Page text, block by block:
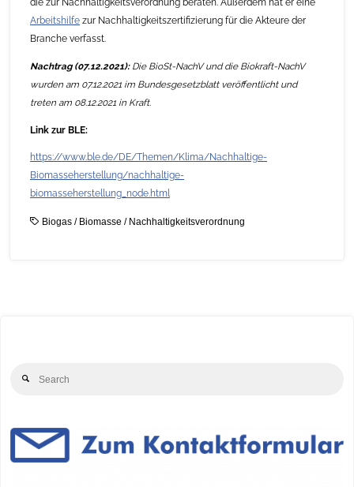
die zur Nachhaltigkeitsverordnung beraten. Außerdem hat er eine
Arbeitshilfe zur Nachhaltigkeitszertifizierung für die Akteure der
Branche verfasst.
Nachtrag (07.12.2021):Die BioSt-NachV und die Biokraft-NachV
wurden am 07.12.2021 im Bundesgesetzblatt veröffentlicht und
treten am 08.12.2021 in Kraft.
Link zur BLE:
https://www.ble.de/DE/Themen/Klima/Nachhaltige-
Biomasseherstellung/nachhaltige-
biomasseherstellung_node.html
Biogas/ Biomasse / Nachhaltigkeitsverordnung
Search